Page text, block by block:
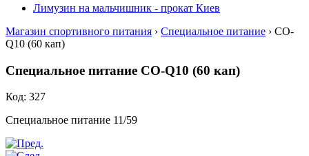
Лимузин на мальчишник - прокат Киев
Магазин спортивного питания › Специальное питание › CO-
Q10 (60 кап)
Специальное питание CO-Q10 (60 кап)
Код: 327
Специальное питание 11/59